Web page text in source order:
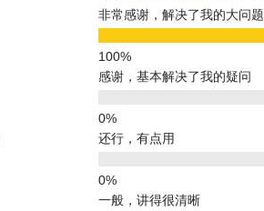
非常感谢，解决了我的大问题
感谢，基本解决了我的疑问
还行，有点用
一般，讲得很清晰